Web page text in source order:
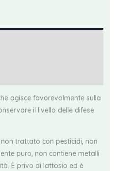
agisce favorevolmente sulla
il livello delle difese
trattato con pesticidi, non
puro, non contiene metalli
È privo di lattosio ed è